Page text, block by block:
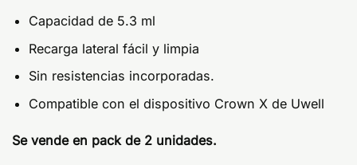
Capacidad de 5.3 ml
Recarga lateral fácil y limpia
Sin resistencias incorporadas.
Compatible con el dispositivo Crown X de Uwell
Se vende en pack de 2 unidades.